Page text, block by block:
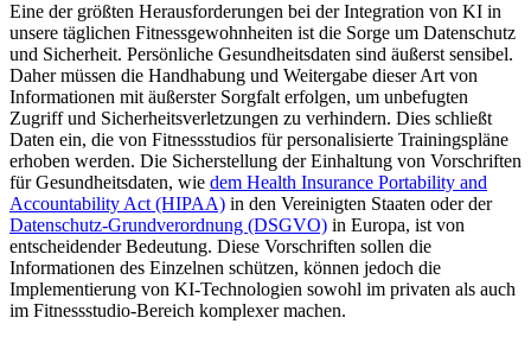
Eine der größten Herausforderungen bei der Integration von KI in
unsere täglichen Fitnessgewohnheiten ist die Sorge um Datenschutz
und Sicherheit. Persönliche Gesundheitsdaten sind äußerst sensibel.
Daher müssen die Handhabung und Weitergabe dieser Art von
Informationen mit äußerster Sorgfalt erfolgen, um unbefugten
Zugriff und Sicherheitsverletzungen zu verhindern. Dies schließt
Daten ein, die von Fitnessstudios für personalisierte Trainingspläne
erhoben werden. Die Sicherstellung der Einhaltung von Vorschriften
für Gesundheitsdaten, wie dem Health Insurance Portability and
Accountability Act (HIPAA) in den Vereinigten Staaten oder der
Datenschutz-Grundverordnung (DSGVO) in Europa, ist von
entscheidender Bedeutung. Diese Vorschriften sollen die
Informationen des Einzelnen schützen, können jedoch die
Implementierung von KI-Technologien sowohl im privaten als auch
im Fitnessstudio-Bereich komplexer machen.